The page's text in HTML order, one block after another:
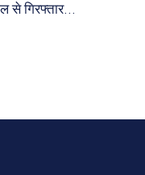
से गिरफ्तार...